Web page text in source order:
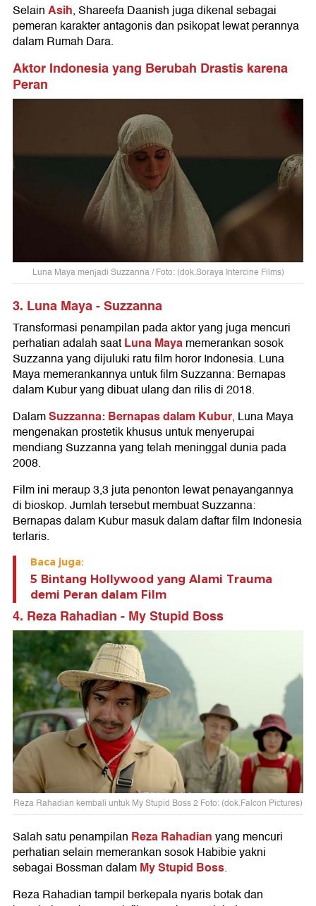
SelainAsih, Shareefa Daanish juga dikenal sebagai
pemeran karakter antagonis dan psikopat lewat perannya
dalam Rumah Dara.
Aktor Indonesia yang Berubah Drastis karena
Peran
Luna Maya menjadi Suzzanna / Foto: (dok.Soraya Intercine Films)
3. Luna Maya - Suzzanna
Transformasi penampilan pada aktor yang juga mencuri
perhatian adalah saatLuna Mayamemerankan sosok
Suzzanna yang dijuluki ratu film horor Indonesia. Luna
Maya memerankannya untuk film Suzzanna: Bernapas
dalam Kubur yang dibuat ulang dan rilis di 2018.
DalamSuzzanna: Bernapas dalam Kubur, Luna Maya
mengenakan prostetik khusus untuk menyerupai
mendiang Suzzanna yang telah meninggal dunia pada
2008.
Film ini meraup 3,3 juta penonton lewat penayangannya
di bioskop. Jumlah tersebut membuat Suzzanna:
Bernapas dalam Kubur masuk dalam daftar film Indonesia
terlaris.
Baca juga:
5 Bintang Hollywood yang Alami Trauma
demi Peran dalam Film
4. Reza Rahadian - My Stupid Boss
Reza Rahadian kembali untuk My Stupid Boss 2 Foto: (dok.Falcon Pictures)
Salah satu penampilan Reza Rahadianyang mencuri
perhatian selain memerankan sosok Habibie yakni
sebagai Bossman dalamMy Stupid Boss.
Reza Rahadian tampil berkepala nyaris botak dan